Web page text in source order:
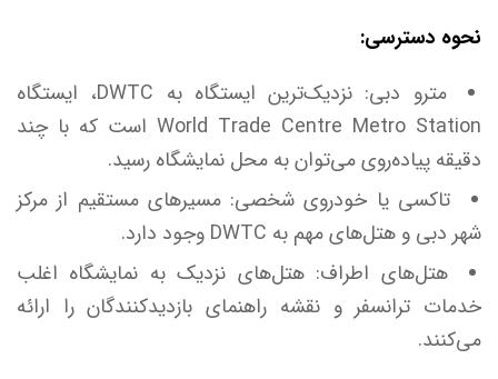
نحوه دسترسی:
مترو دبی: نزدیک‌ترین ایستگاه به DWTC، ایستگاه
World Trade Centre Metro Station است که با چند
دقیقه پیاده‌روی می‌توان به محل نمایشگاه رسید.
تاکسی یا خودروی شخصی: مسیر‌های مستقیم از مرکز
شهر دبی و هتل‌های مهم به DWTC وجود دارد.
هتل‌های اطراف: هتل‌های نزدیک به نمایشگاه اغلب
خدمات ترانسفر و نقشه راهنمای بازدیدکنندگان را ارائه
می‌کنند.